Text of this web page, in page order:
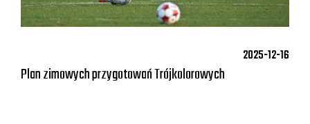
2025-12-16
Plan zimowych przygotowań Trójkolorowych